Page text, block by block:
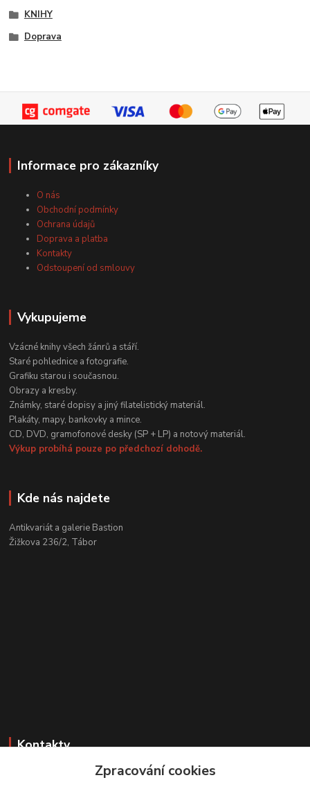
KNIHY
Doprava
Informace pro zákazníky
O nás
Obchodní podmínky
Ochrana údajů
Doprava a platba
Kontakty
Odstoupení od smlouvy
Vykupujeme
Vzácné knihy všech žánrů a stáří.
Staré pohlednice a fotografie.
Grafiku starou i současnou.
Obrazy a kresby.
Známky, staré dopisy a jiný filatelistický materiál.
Plakáty, mapy, bankovky a mince.
CD, DVD, gramofonové desky (SP + LP) a notový materiál.
Výkup probíhá pouze po předchozí dohodě.
Kde nás najdete
Antikvariát a galerie Bastion
Žižkova 236/2, Tábor
Kontakty
Zákaznická podpora
Zpracování cookies